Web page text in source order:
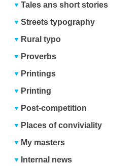
Tales ans short stories
Streets typography
Rural typo
Proverbs
Printings
Printing
Post-competition
Places of conviviality
My masters
Internal news